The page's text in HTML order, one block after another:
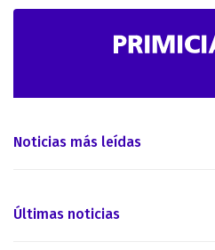
Noticias más leídas
Últimas noticias